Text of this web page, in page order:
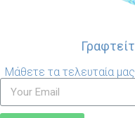
Μάθετε τα τελευταία